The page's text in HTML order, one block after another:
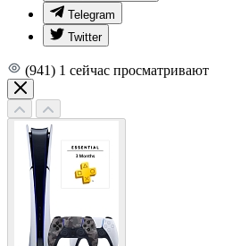
Telegram
Twitter
(941) 1 сейчас просматривают